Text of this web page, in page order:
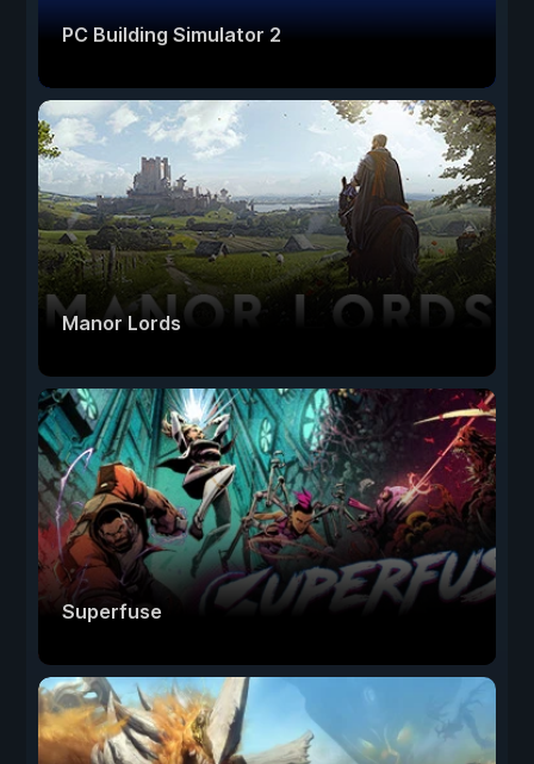
PC Building Simulator 2
Manor Lords
Superfuse